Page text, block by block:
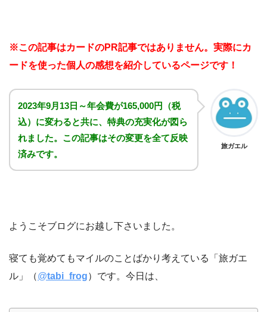
※この記事はカードのPR記事ではありません。実際にカ
ードを使った個人の感想を紹介しているページです！
2023年9月13日～年会費が165,000円（税
込）に変わると共に、特典の充実化が図ら
れました。この記事はその変更を全て反映
済みです。
旅ガエル
ようこそブログにお越し下さいました。
寝ても覚めてもマイルのことばかり考えている「旅ガエ
ル」（@tabi_frog）です。今日は、